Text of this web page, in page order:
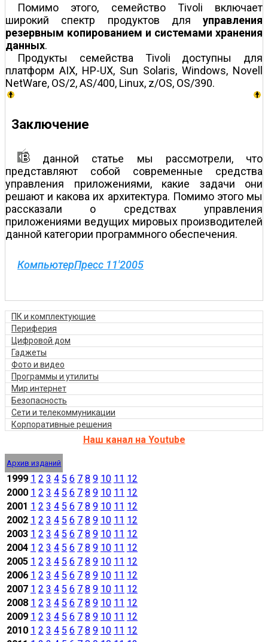
Помимо этого, семейство Tivoli включает
широкий спектр продуктов для управления
резервным копированием и системами хранения
данных.
Продукты семейства Tivoli доступны для
платформ AIX, HP-UX, Sun Solaris, Windows, Novell
NetWare, OS/2, AS/400, Linux, z/OS, OS/390.
Заключение
данной статье мы рассмотрели, что
представляют собой современные средства
управления приложениями, какие задачи они
решают и какова их архитектура. Помимо этого мы
рассказали о средствах управления
приложениями ведущих мировых производителей
данной категории программного обеспечения.
КомпьютерПресс 11'2005
ПК и комплектующие
Периферия
Цифровой дом
Гаджеты
Фото и видео
Программы и утилиты
Мир интернет
Безопасность
Сети и телекоммуникации
Корпоративные решения
Наш канал на Youtube
Архив изданий
1999 1 2 3 4 5 6 7 8 9 10 11 12
2000 1 2 3 4 5 6 7 8 9 10 11 12
2001 1 2 3 4 5 6 7 8 9 10 11 12
2002 1 2 3 4 5 6 7 8 9 10 11 12
2003 1 2 3 4 5 6 7 8 9 10 11 12
2004 1 2 3 4 5 6 7 8 9 10 11 12
2005 1 2 3 4 5 6 7 8 9 10 11 12
2006 1 2 3 4 5 6 7 8 9 10 11 12
2007 1 2 3 4 5 6 7 8 9 10 11 12
2008 1 2 3 4 5 6 7 8 9 10 11 12
2009 1 2 3 4 5 6 7 8 9 10 11 12
2010 1 2 3 4 5 6 7 8 9 10 11 12